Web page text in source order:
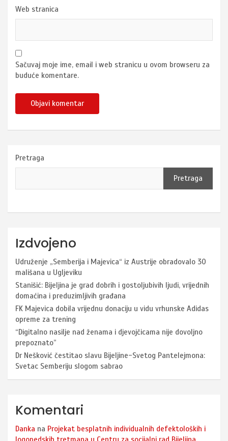
Web stranica
Sačuvaj moje ime, email i web stranicu u ovom browseru za
buduće komentare.
Pretraga
Pretraga
Izdvojeno
Udruženje „Semberija i Majevica“ iz Austrije obradovalo 30
mališana u Ugljeviku
Stanišić: Bijeljina je grad dobrih i gostoljubivih ljudi, vrijednih
domaćina i preduzimljivih građana
FK Majevica dobila vrijednu donaciju u vidu vrhunske Adidas
opreme za trening
“Digitalno nasilje nad ženama i djevojčicama nije dovoljno
prepoznato”
Dr Nešković čestitao slavu Bijeljine-Svetog Pantelejmona:
Svetac Semberiju slogom sabrao
Komentari
Danka na Projekat besplatnih individualnih defektoloških i